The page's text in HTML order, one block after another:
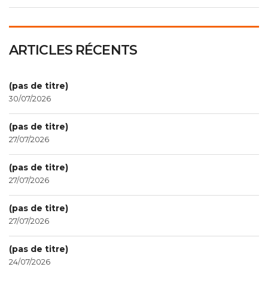
ARTICLES RÉCENTS
(pas de titre)
30/07/2026
(pas de titre)
27/07/2026
(pas de titre)
27/07/2026
(pas de titre)
27/07/2026
(pas de titre)
24/07/2026